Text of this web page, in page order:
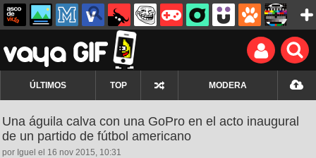
ÚLTIMOS TOP MODERA
Una águila calva con una GoPro en el acto inaugural
de un partido de fútbol americano
por Iguel el 16 nov 2015, 10:31